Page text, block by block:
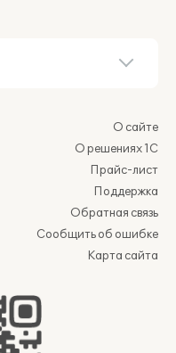
О сайте
О решениях 1С
Прайс-лист
Поддержка
Обратная связь
Сообщить об ошибке
Карта сайта